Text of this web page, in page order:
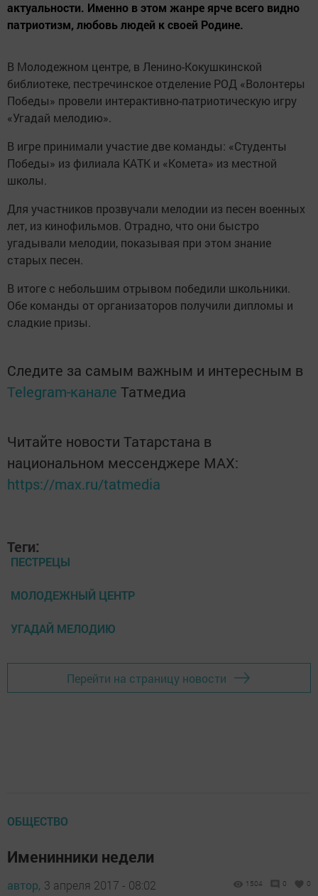
актуальности. Именно в этом жанре ярче всего видно
патриотизм, любовь людей к своей Родине.
В Молодежном центре, в Ленино-Кокушкинской
библиотеке, пестречинское отделение РОД «Волонтеры
Победы» провели интерактивно-патриотическую игру
«Угадай мелодию».
В игре принимали участие две команды: «Студенты
Победы» из филиала КАТК и «Комета» из местной
школы.
Для участников прозвучали мелодии из песен военных
лет, из кинофильмов. Отрадно, что они быстро
угадывали мелодии, показывая при этом знание
старых песен.
В итоге с небольшим отрывом победили школьники.
Обе команды от организаторов получили дипломы и
сладкие призы.
Следите за самым важным и интересным в
Telegram-канале Татмедиа
Читайте новости Татарстана в
национальном мессенджере MАХ:
https://max.ru/tatmedia
Теги:
ПЕСТРЕЦЫ
МОЛОДЕЖНЫЙ ЦЕНТР
УГАДАЙ МЕЛОДИЮ
Перейти на страницу новости
ОБЩЕСТВО
Именинники недели
автор, 3 апреля 2017 - 08:02 1504 0 0